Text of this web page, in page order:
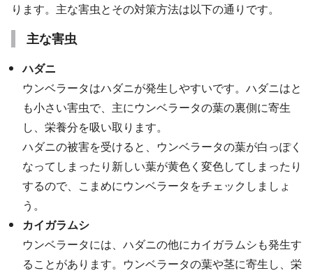
ります。主な害虫とその対策方法は以下の通りです。
主な害虫
ハダニ
ウンベラータはハダニが発生しやすいです。ハダニはと
も小さい害虫で、主にウンベラータの葉の裏側に寄生
し、栄養分を吸い取ります。
ハダニの被害を受けると、ウンベラータの葉が白っぽく
なってしまったり新しい葉が黄色く変色してしまったり
するので、こまめにウンベラータをチェックしましょ
う。
カイガラムシ
ウンベラータには、ハダニの他にカイガラムシも発生す
ることがあります。ウンベラータの葉や茎に寄生し、栄